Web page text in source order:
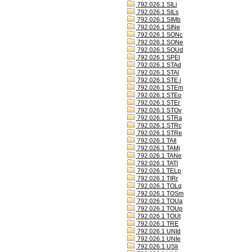
792.026.1 SILi
792.026.1 SILs
792.026.1 SIMb
792.026.1 SINe
792.026.1 SONc
792.026.1 SONe
792.026.1 SOUd
792.026.1 SPEl
792.026.1 STAd
792.026.1 STAl
792.026.1 STE i
792.026.1 STEm
792.026.1 STEo
792.026.1 STEr
792.026.1 STOv
792.026.1 STRa
792.026.1 STRc
792.026.1 STRe
792.026.1 TAIl
792.026.1 TAMj
792.026.1 TANe
792.026.1 TATl
792.026.1 TELp
792.026.1 TIRr
792.026.1 TOLq
792.026.1 TOSm
792.026.1 TOUa
792.026.1 TOUp
792.026.1 TOUt
792.026.1 TRE
792.026.1 UNId
792.026.1 UNIe
792.026.1 USIi